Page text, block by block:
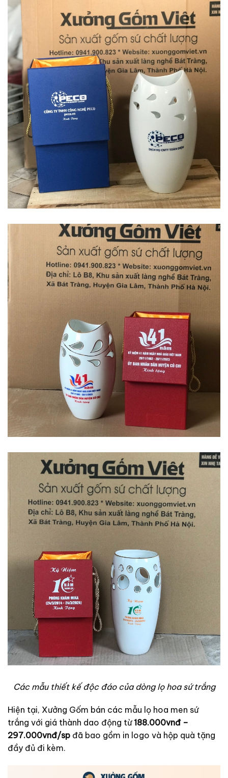
Các mẫu thiết kế độc đáo của dòng lọ hoa sứ trắng
Hiện tại, Xưởng Gốm bán các mẫu lọ hoa men sứ
trắng với giá thành dao động từ188.000vnđ –
297.000vnđ/sp đã bao gồm in logo và hộp quà tặng
đầy đủ đi kèm.